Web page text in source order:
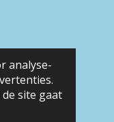
analyse-
site gaat